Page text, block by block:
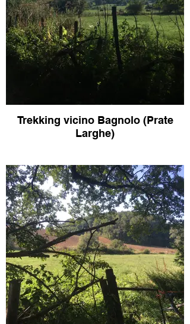
Trekking vicino Bagnolo (Prate
Larghe)